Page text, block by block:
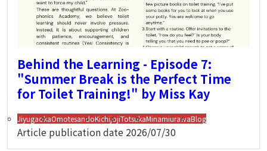
Behind the Learning - Episode 7:
"Summer Break is the Perfect Time
for Toilet Training!" by Miss Kay
JiyugaokaOmotesandoKichijojiTotsukaMinamiurawaBlog
Article publication date 2026/07/30